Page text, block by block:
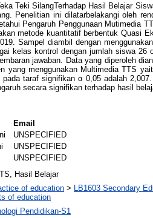
Teki SilangTerhadap Hasil Belajar
Penelitian ini dilatarbelakangi oleh
Pengaruh Penggunaan Mutimedia
metode kuantitatif berbentuk Quasi
Sampel diambil dengan
kelas kontrol dengan jumlah siswa
jawaban. Data yang diperoleh
yang menggunakan Multimedia TTS
taraf signifikan α 0,05 adalah
secara signifikan terhadap hasil
Email
UNSPECIFIED
UNSPECIFIED
UNSPECIFIED
Hasil Belajar
of education > LB1603 Secondary
of education
Pendidikan-S1